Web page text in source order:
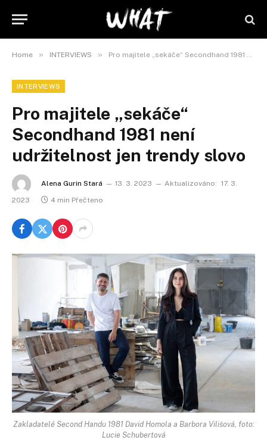
Home » INTERVIEWS » Pro majitele „sekáče“ Secondhand 1981 není udržitelnost jen trendy slovo
INTERVIEWS
Pro majitele „sekáče“
Secondhand 1981 není
udržitelnost jen trendy slovo
Alena Gurin Stará 13. 3. 2023 Aktualizováno: 17. 3.
2023
4 min Přečteno
Zakladatelé Second Handu 1981 David Homola a Barbora Vilišová, foto:
Lucie Schubertová